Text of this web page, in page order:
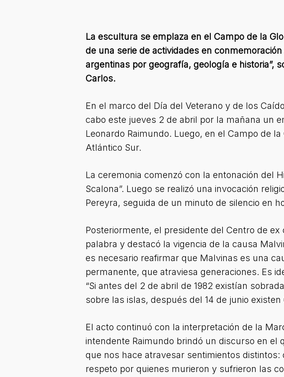
La escultura se emplaza en el Campo de la
de una serie de actividades en
argentinas por geografía, geología e historia”,
Carlos.
En el marco del Día del Veterano y de los
cabo este jueves 2 de abril por la mañana un
Leonardo Raimundo. Luego, en el Campo de
Atlántico Sur.
La ceremonia comenzó con la entonación del
Scalona”. Luego se realizó una invocación
Pereyra, seguida de un minuto de silencio en
Posteriormente, el presidente del Centro de
palabra y destacó la vigencia de la causa
es necesario reafirmar que Malvinas es una
permanente, que atraviesa generaciones. Es
“Si antes del 2 de abril de 1982 existían
sobre las islas, después del 14 de junio
El acto continuó con la interpretación de la
intendente Raimundo brindó un discurso en el
que nos hace atravesar sentimientos
respeto por quienes murieron y sufrieron las